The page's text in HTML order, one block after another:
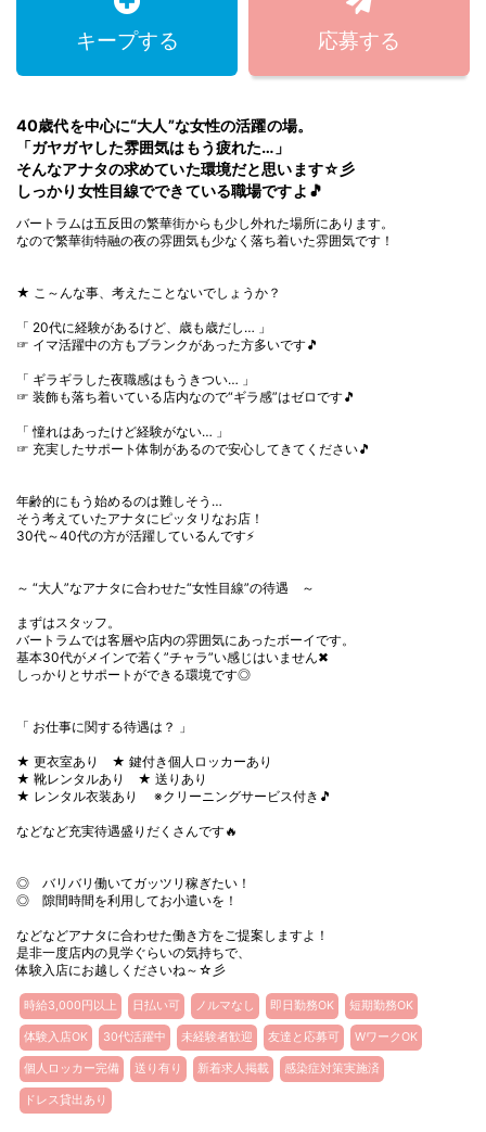
キープする 応募する
40歳代を中心に“大人”な女性の活躍の場。
「ガヤガヤした雰囲気はもう疲れた…」
そんなアナタの求めていた環境だと思います☆彡
しっかり女性目線でできている職場ですよ🎵
バートラムは五反田の繁華街からも少し外れた場所にあります。
なので繁華街特融の夜の雰囲気も少なく落ち着いた雰囲気です！
★ こ～んな事、考えたことないでしょうか？
「 20代に経験があるけど、歳も歳だし… 」
☞ イマ活躍中の方もブランクがあった方多いです🎵
「 ギラギラした夜職感はもうきつい… 」
☞ 装飾も落ち着いている店内なので“ギラ感”はゼロです🎵
「 憧れはあったけど経験がない… 」
☞ 充実したサポート体制があるので安心してきてください🎵
年齢的にもう始めるのは難しそう…
そう考えていたアナタにピッタリなお店！
30代～40代の方が活躍しているんです⚡
～ “大人”なアナタに合わせた“女性目線”の待遇 ～
まずはスタッフ。
バートラムでは客層や店内の雰囲気にあったボーイです。
基本30代がメインで若く”チャラ”い感じはいません✖
しっかりとサポートができる環境です◎
「 お仕事に関する待遇は？ 」
★ 更衣室あり ★ 鍵付き個人ロッカーあり
★ 靴レンタルあり ★ 送りあり
★ レンタル衣装あり ※クリーニングサービス付き🎵
などなど充実待遇盛りだくさんです🔥
◎ バリバリ働いてガッツリ稼ぎたい！
◎ 隙間時間を利用してお小遣いを！
などなどアナタに合わせた働き方をご提案しますよ！
是非一度店内の見学ぐらいの気持ちで、
体験入店にお越しくださいね～☆彡
時給3,000円以上 日払い可 ノルマなし 即日勤務OK 短期勤務OK
体験入店OK 30代活躍中 未経験者歓迎 友達と応募可 WワークOK
個人ロッカー完備 送り有り 新着求人掲載 感染症対策実施済
ドレス貸出あり